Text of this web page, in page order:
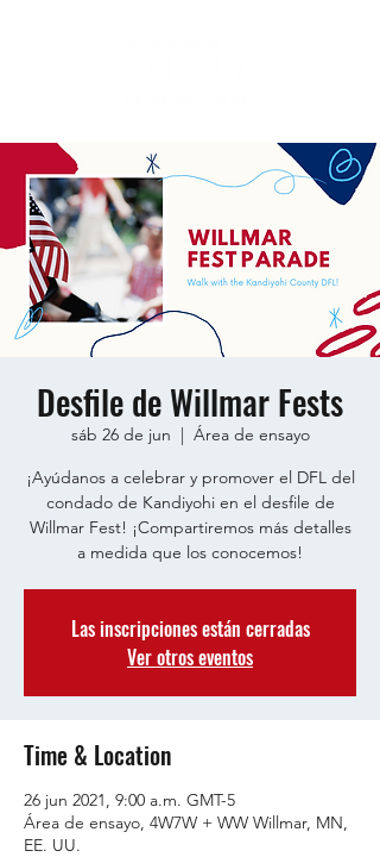
Desfile de Willmar Fests
sáb 26 de jun
  |
Área de ensayo
¡Ayúdanos a celebrar y promover el DFL del
condado de Kandiyohi en el desfile de
Willmar Fest! ¡Compartiremos más detalles
a medida que los conocemos!
Las inscripciones están cerradas
Ver otros eventos
Time & Location
26 jun 2021, 9:00 a.m. GMT-5
Área de ensayo, 4W7W + WW Willmar, MN,
EE. UU.